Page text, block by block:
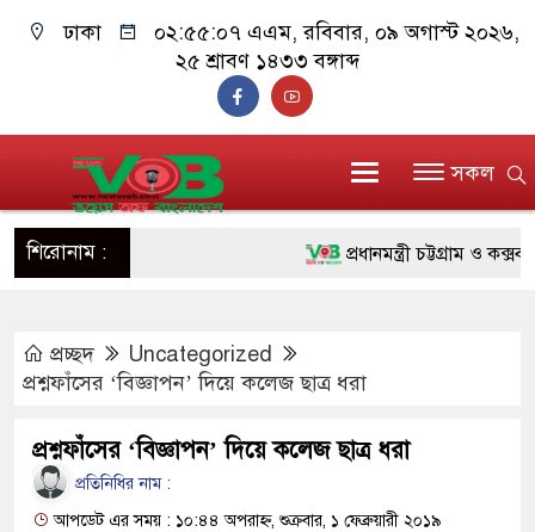
ঢাকা ০২:৫৫:০৮ এএম, রবিবার, ০৯ অগাস্ট ২০২৬,
২৫ শ্রাবণ ১৪৩৩ বঙ্গাব্দ
সকল
শিরোনাম : প্রধানমন্ত্রী চট্টগ্রাম ও
রিকশা
দাঁড়াবে : ডা. জুবাইদা রহমান
ফ্যাসিবাদবিরোধী আন্দোলনে
প্রচ্ছদ
Uncategorized
প্রশ্নফাঁসের ‘বিজ্ঞাপন’ দিয়ে কলেজ ছাত্র ধরা
প্রশ্নফাঁসের ‘বিজ্ঞাপন’ দিয়ে কলেজ ছাত্র ধরা
প্রতিনিধির নাম :
আপডেট এর সময় : ১০:৪৪ অপরাহ্ন, শুক্রবার, ১ ফেব্রুয়ারী ২০১৯